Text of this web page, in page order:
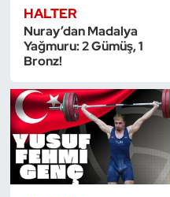
HALTER
Nuray’dan Madalya
Yağmuru: 2 Gümüş, 1
Bronz!
Golf
Güreş
Halter
Hava Sporları
Hentbol